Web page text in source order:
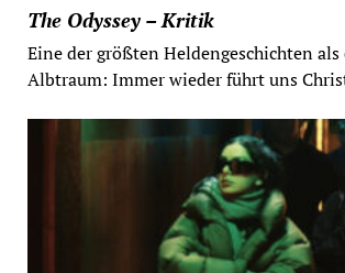
The Odyssey – Kritik
Eine der größten Heldengeschichten
Albtraum: Immer wieder führt uns